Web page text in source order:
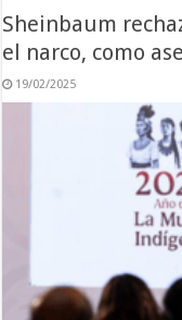
Sheinbaum
el narco, como
19/02/2025